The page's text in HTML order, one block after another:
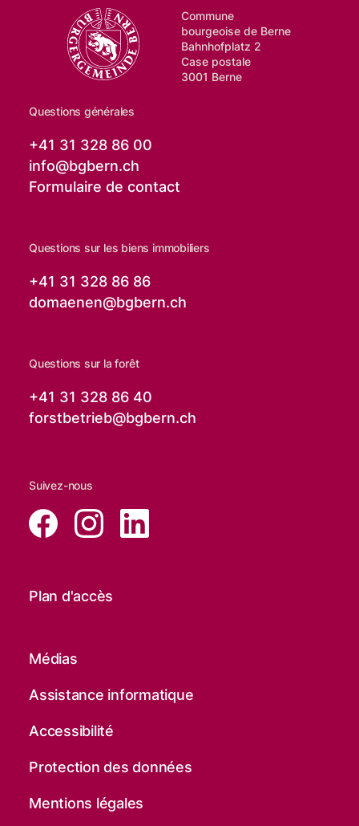
Commune
bourgeoise de Berne
Bahnhofplatz 2
Case postale
3001 Berne
Questions générales
+41 31 328 86 00
info@bgbern.ch
Formulaire de contact
Questions sur les biens immobiliers
+41 31 328 86 86
domaenen@bgbern.ch
Questions sur la forêt
+41 31 328 86 40
forstbetrieb@bgbern.ch
Suivez-nous
Plan d'accès
Médias
Assistance informatique
Accessibilité
Protection des données
Mentions légales